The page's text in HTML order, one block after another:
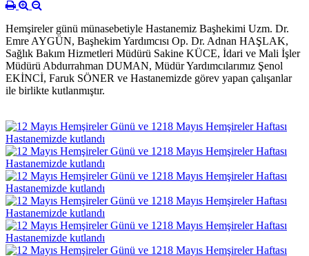
Hemşireler günü münasebetiyle Hastanemiz Başhekimi Uzm. Dr.
Emre AYGÜN, Başhekim Yardımcısı Op. Dr. Adnan HAŞLAK,
Sağlık Bakım Hizmetleri Müdürü Sakine KÜCE, İdari ve Mali İşler
Müdürü Abdurrahman DUMAN, Müdür Yardımcılarımız Şenol
EKİNCİ, Faruk SÖNER ve Hastanemizde görev yapan çalışanlar
ile birlikte kutlanmıştır.